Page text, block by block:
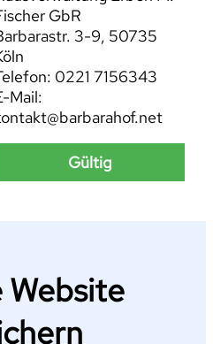
GbR
3-9, 50735
0221 7156343
Mail:
Gültig
Website